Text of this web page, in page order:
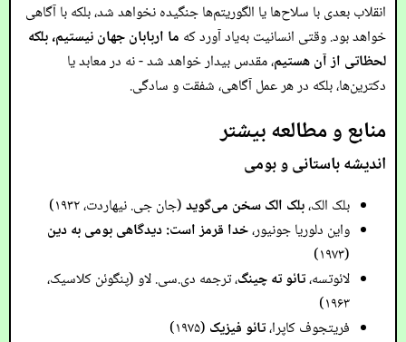
انقلاب بعدی با سلاح‌ها یا الگوریتم‌ها جنگیده نخواهد شد، بلکه با آگاهی
خواهد بود. وقتی انسانیت به‌یاد آورد که ما اربابان جهان نیستیم، بلکه
لحظاتی از آن هستیم، مقدس بیدار خواهد شد - نه در معابد یا
دکترین‌ها، بلکه در هر عمل آگاهی، شفقت و سادگی.
منابع و مطالعه بیشتر
اندیشه باستانی و بومی
بلک الک،بلک الک سخن می‌گوید(جان جی. نیهاردت، ۱۹۳۲)
واین دلوریا جونیور،خدا قرمز است: دیدگاهی بومی به دین
(۱۹۷۳)
لائوتسه،تائو ته چینگ، ترجمه دی.سی. لاو (پنگوئن کلاسیک،
۱۹۶۳)
فریتجوف کاپرا،تائو فیزیک (۱۹۷۵)